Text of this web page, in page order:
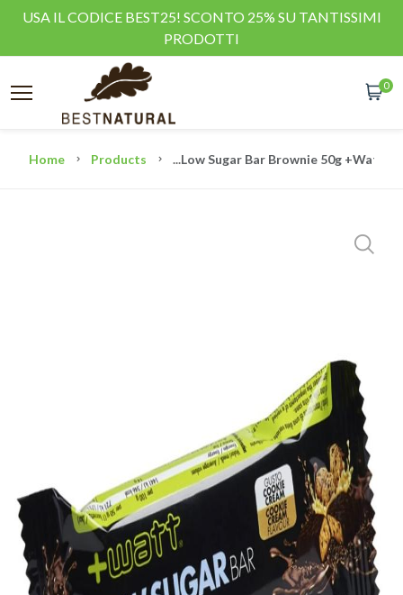
USA IL CODICE BEST25! SCONTO 25% SU TANTISSIMI
PRODOTTI
0
Home Products ...Low Sugar Bar Brownie 50g +Watt